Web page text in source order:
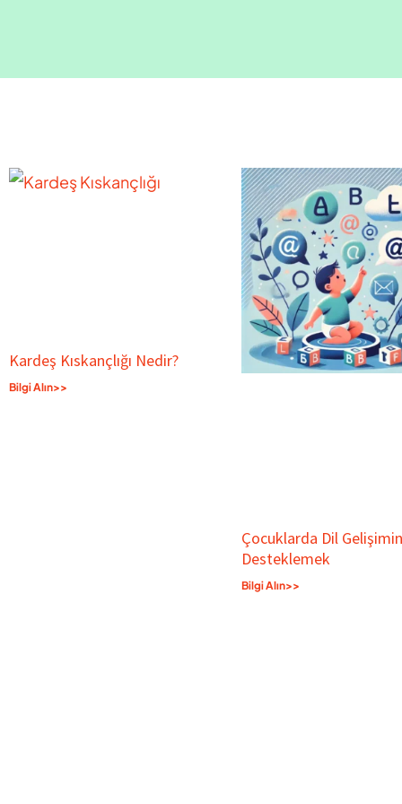
Kardeş Kıskançlığı Nedir?
Bilgi Alın>>
Çocuklarda Dil
Desteklemek
Bilgi Alın>>